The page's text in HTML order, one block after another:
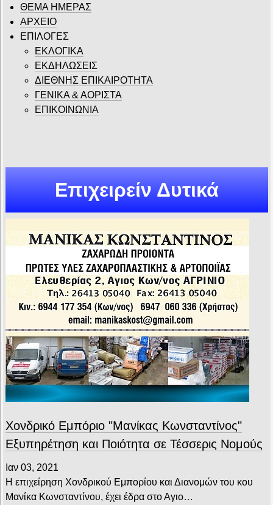
ΘΕΜΑ ΗΜΕΡΑΣ
ΑΡΧΕΙΟ
ΕΠΙΛΟΓΕΣ
ΕΚΛΟΓΙΚΑ
ΕΚΔΗΛΩΣΕΙΣ
ΔΙΕΘΝΗΣ ΕΠΙΚΑΙΡΟΤΗΤΑ
ΓΕΝΙΚΑ & ΑΟΡΙΣΤΑ
ΕΠΙΚΟΙΝΩΝΙΑ
Επιχειρείν Δυτικά
Χονδρικό Εμπόριο "Μανίκας Κωνσταντίνος"
Εξυπηρέτηση και Ποιότητα σε Τέσσερις Νομούς
Ιαν 03, 2021
Η επιχείρηση Χονδρικού Εμπορίου και Διανομών του κου
Μανίκα Κωνσταντίνου, έχει έδρα στο Αγιο…